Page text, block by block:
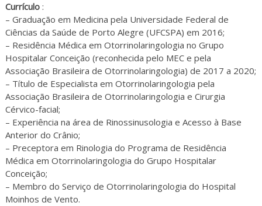
Currículo:
– Graduação em Medicina pela Universidade Federal de
Ciências da Saúde de Porto Alegre (UFCSPA) em 2016;
– Residência Médica em Otorrinolaringologia no Grupo
Hospitalar Conceição (reconhecida pelo MEC e pela
Associação Brasileira de Otorrinolaringologia) de 2017 a 2020;
– Título de Especialista em Otorrinolaringologia pela
Associação Brasileira de Otorrinolaringologia e Cirurgia
Cérvico-facial;
– Experiência na área de Rinossinusologia e Acesso à Base
Anterior do Crânio;
– Preceptora em Rinologia do Programa de Residência
Médica em Otorrinolaringologia do Grupo Hospitalar
Conceição;
– Membro do Serviço de Otorrinolaringologia do Hospital
Moinhos de Vento.